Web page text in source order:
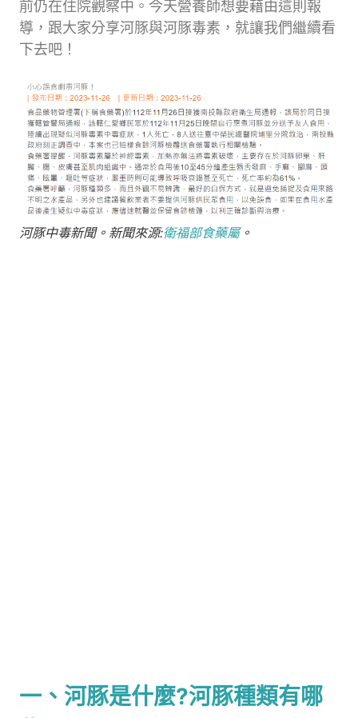
前仍在住院觀察中。今天營養師想要藉由這則報
導，跟大家分享河豚與河豚毒素，就讓我們繼續看
下去吧！
河豚中毒新聞。新聞來源:衛福部食藥屬。
一、河豚是什麼?河豚種類有哪